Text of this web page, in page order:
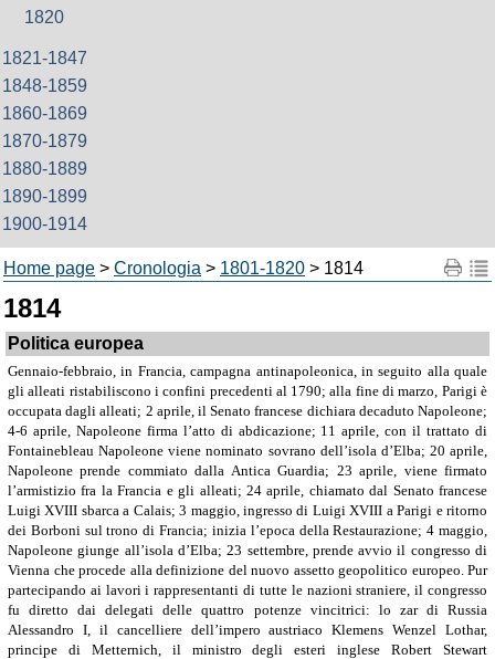
1820
1821-1847
1848-1859
1860-1869
1870-1879
1880-1889
1890-1899
1900-1914
Home page > Cronologia > 1801-1820 > 1814
1814
Politica europea
Gennaio-febbraio, in Francia, campagna antinapoleonica, in seguito alla quale
gli alleati ristabiliscono i confini precedenti al 1790; alla fine di marzo, Parigi è
occupata dagli alleati; 2 aprile, il Senato francese dichiara decaduto Napoleone;
4-6 aprile, Napoleone firma l’atto di abdicazione; 11 aprile, con il trattato di
Fontainebleau Napoleone viene nominato sovrano dell’isola d’Elba; 20 aprile,
Napoleone prende commiato dalla Antica Guardia; 23 aprile, viene firmato
l’armistizio fra la Francia e gli alleati; 24 aprile, chiamato dal Senato francese
Luigi XVIII sbarca a Calais; 3 maggio, ingresso di Luigi XVIII a Parigi e ritorno
dei Borboni sul trono di Francia; inizia l’epoca della Restaurazione; 4 maggio,
Napoleone giunge all’isola d’Elba; 23 settembre, prende avvio il congresso di
Vienna che procede alla definizione del nuovo assetto geopolitico europeo. Pur
partecipando ai lavori i rappresentanti di tutte le nazioni straniere, il congresso
fu diretto dai delegati delle quattro potenze vincitrici: lo zar di Russia
Alessandro I, il cancelliere dell’impero austriaco Klemens Wenzel Lothar,
principe di Metternich, il ministro degli esteri inglese Robert Stewart